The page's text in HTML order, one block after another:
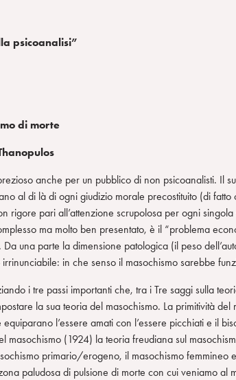
psicoanalisi”
di morte
anche per un pubblico di non psicoanalisti. Il
al di là di ogni giudizio morale precostituito (di
rigore pari all’attenzione scrupolosa per ogni
ma molto ben presentato, è il “problema
una parte la dimensione patologica (il peso
in che senso il masochismo sarebbe
i tre passi importanti che, tra i Tre saggi sulla
la sua teoria del masochismo. La primitività del
l’essere amati con l’essere picchiati e il
(1924) la teoria freudiana sul
primario/erogeno, il masochismo femmineo
paludosa di pulsione di morte con cui veniamo al